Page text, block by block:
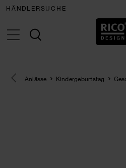
HÄNDLERSUCHE
Eine Kategorie zurück
Anlässe Kindergeburtstag